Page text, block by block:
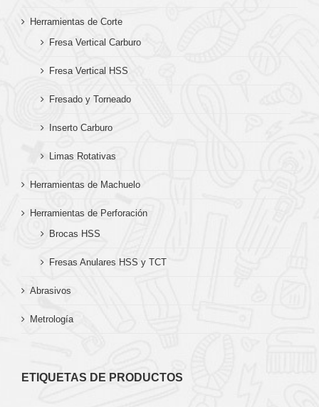
Herramientas de Corte
Fresa Vertical Carburo
Fresa Vertical HSS
Fresado y Torneado
Inserto Carburo
Limas Rotativas
Herramientas de Machuelo
Herramientas de Perforación
Brocas HSS
Fresas Anulares HSS y TCT
Abrasivos
Metrología
ETIQUETAS DE PRODUCTOS